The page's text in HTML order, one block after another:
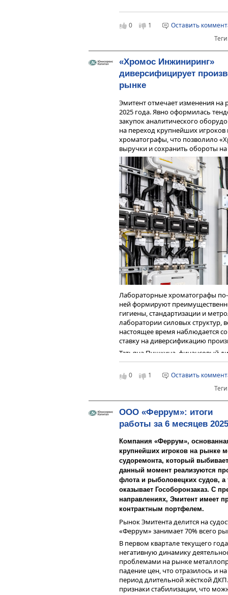
Консолидированная
понять уровень
несущественно отличаются от
достаточно комфортном для ГК
устойчивость.
ГК «ХРОМОС» планирует
финансовой отчетности по
года.
итогам 1 полугодия 2025 года
итогам 12 мес. 2024 г.
также является приоритетным
положительную динамику. Так
В2В/Авиакарго.
Ключевые финансовые
находятся в восходящем
месяцев этого года выросла на
Валовая прибыль аналогично
36,4% к 1 полугодию 2024 года
роста операционных расходов
Операционная прибыль вслед
на 104,5% до 2,9 млрд руб.
отражающая финансовое
обновила исторический
превышает уровень 6 месяцев
развитием ООО «СДЭК-Глобал» -
географии присутствия, а также
0 1
Оставить
«Хромос Инжиниринг»
диверсифицирует
рынке
Эмитент отмечает изменения
2025 года. Явно оформилась
закупок аналитического
на переход крупнейших игроков
хроматографы, что позволило
выручки и сохранить обороты на
Лабораторные хроматографы
ней формируют
гигиены, стандартизации и
лаборатории силовых структур,
настоящее время наблюдается
ставку на диверсификацию
Татьяна Пушкина, финансовый
Если по итогам 2024 года
составляла 38% в
месяцев уже 55%. Этот
больше контрактов
компаниями, такими как
Им критически
исключающий
отбирает пробы,
Это влияет и на темп
конечный результат. А
который анализирует
в трубопроводе, с
фактических условий
минимальна.
Добавим также, что стоимость
от 1,6 до 4 миллионов рублей, в
начинаются от 7,5 миллионов
рублей за один прибор.
оценивается на уровне 25-28%,
Параллельно «Хромос
до конца года на полную
Нижнем Новгороде, где
которые ранее закупались за
не только финансовые затраты
временные: сроки исполнения
0 1
Оставить
ООО «Феррум»: итоги
работы за 6 месяцев
Компания «Феррум»,
крупнейших игроков на рынке
судоремонта, который
данный момент реализуются
флота и рыболовецких судов, а
оказывает Гособоронзаказ. С
направлениях, Эмитент имеет
контрактным портфелем.
Рынок Эмитента делится на
«Феррум» занимает 70% всего
В первом квартале текущего
негативную динамику
проблемами на рынке
падение цен, что отразилось и
период длительной жёсткой
признаки стабилизации, что